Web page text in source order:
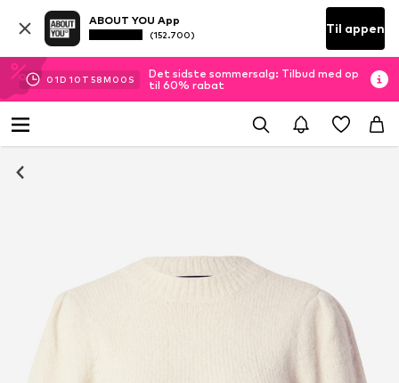
ABOUT YOU App
(152.700) Til appen
01D 10 T 57M 59S
Det sidste sommersalg: Tilbud med op
til 60% rabat